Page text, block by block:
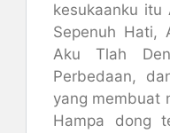
kesukaanku itu
Sepenuh Hati,
Aku Tlah
Perbedaan,
yang membuat
Hampa dong